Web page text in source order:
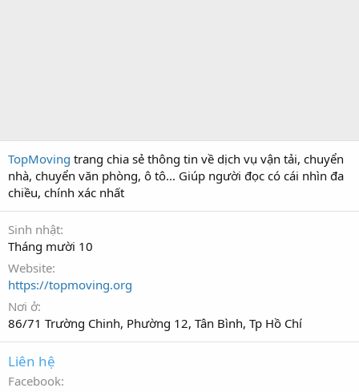
TopMoving trang chia sẻ thông tin về dịch vụ vận tải, chuyển
nhà, chuyển văn phòng, ô tô... Giúp người đọc có cái nhìn đa
chiều, chính xác nhất
Sinh nhật
Tháng mười 10
Website
https://topmoving.org
Nơi ở
86/71 Trường Chinh, Phường 12, Tân Bình, Tp Hồ Chí
Liên hệ
Facebook